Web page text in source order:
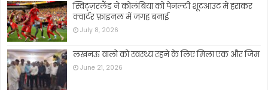
स्विट्ज़रलैंड ने कोलंबिया को पेनल्टी शूटआउट में हराकर
क्वार्टर फ़ाइनल में जगह बनाई
July 8, 2026
लखनऊ वालो को स्वस्थ्य रहने के लिए मिला एक और जिम
June 21, 2026